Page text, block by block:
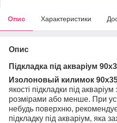
Опис Характеристики
Опис
Підкладка під акваріум
Изолоновый килимок
якості підкладки під
розмірами або менше. При
небудь поверхню,
підкладку під акваріум, яка